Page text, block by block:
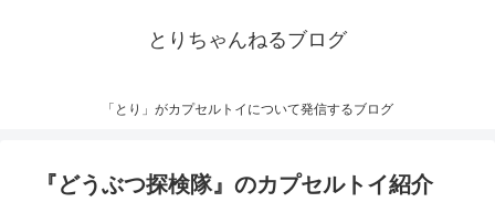
とりちゃんねるブログ
「とり」がカプセルトイについて発信するブログ
『どうぶつ探検隊』のカプセルトイ紹介